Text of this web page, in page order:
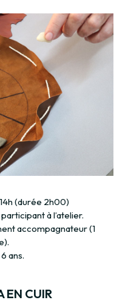
(durée 2h00)
à l’atelier.
accompagnateur (1
ans.
EN CUIR